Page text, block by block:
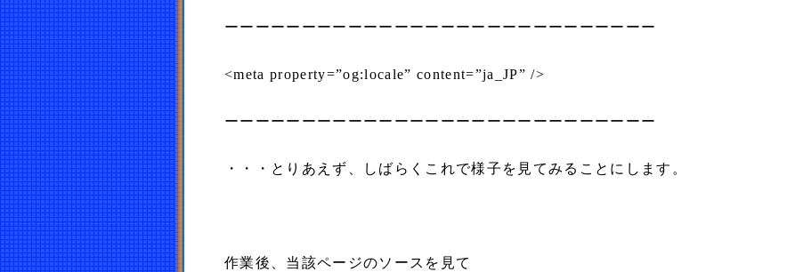
ーーーーーーーーーーーーーーーーーーーーーーーーーーーー
<meta property=”og:locale” content=”ja_JP” />
ーーーーーーーーーーーーーーーーーーーーーーーーーーーー
・・・とりあえず、しばらくこれで様子を見てみることにします。
作業後、当該ページのソースを見て